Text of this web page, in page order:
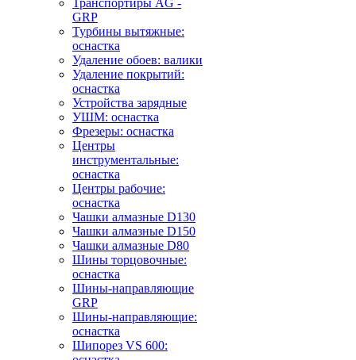
Транспортиры AG -
GRP
Турбины вытяжные:
оснастка
Удаление обоев: валики
Удаление покрытий:
оснастка
Устройства зарядные
УШМ: оснастка
Фрезеры: оснастка
Центры
инструментальные:
оснастка
Центры рабочие:
оснастка
Чашки алмазные D130
Чашки алмазные D150
Чашки алмазные D80
Шины торцовочные:
оснастка
Шины-направляющие
GRP
Шины-направляющие:
оснастка
Шипорез VS 600: